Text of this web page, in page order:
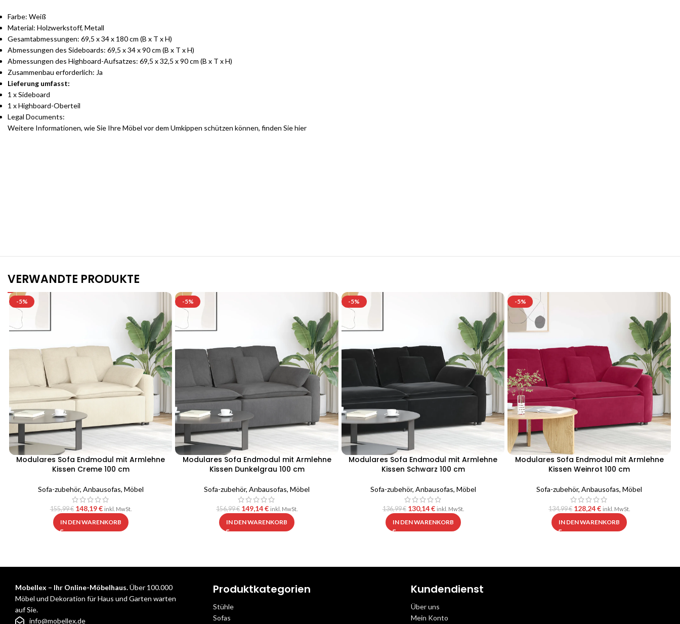
Farbe: Weiß
Material: Holzwerkstoff, Metall
Gesamtabmessungen: 69,5 x 34 x 180 cm (B x T x H)
Abmessungen des Sideboards: 69,5 x 34 x 90 cm (B x T x H)
Abmessungen des Highboard-Aufsatzes: 69,5 x 32,5 x 90 cm (B x T x H)
Zusammenbau erforderlich: Ja
Lieferung umfasst:
1 x Sideboard
1 x Highboard-Oberteil
Legal Documents:
Weitere Informationen, wie Sie Ihre Möbel vor dem Umkippen schützen können, finden Siehier
VERWANDTE PRODUKTE
-5%
Modulares Sofa Endmodul mit Armlehne
Kissen Creme 100 cm
Sofa-zubehör, Anbausofas, Möbel
155,99€ 148,19€ inkl. MwSt.
IN DEN WARENKORB
-5%
Modulares Sofa Endmodul mit Armlehne
Kissen Dunkelgrau 100 cm
Sofa-zubehör,Anbausofas,Möbel
156,99€ 149,14€ inkl. MwSt.
IN DEN WARENKORB
-5%
Modulares Sofa Endmodul mit Armlehne
Kissen Schwarz 100 cm
Sofa-zubehör, Anbausofas, Möbel
136,99€ 130,14€ inkl. MwSt.
IN DEN WARENKORB
-5%
Modulares Sofa Endmodul mit Armlehne
Kissen Weinrot 100 cm
Sofa-zubehör,Anbausofas,Möbel
134,99€ 128,24€ inkl. MwSt.
IN DEN WARENKORB
Mobellex – Ihr Online-Möbelhaus.Über 100.000
Möbel und Dekoration für Haus und Garten warten
auf Sie.
info@mobellex.de
Produktkategorien
Stühle
Sofas
Kundendienst
Über uns
Mein Konto